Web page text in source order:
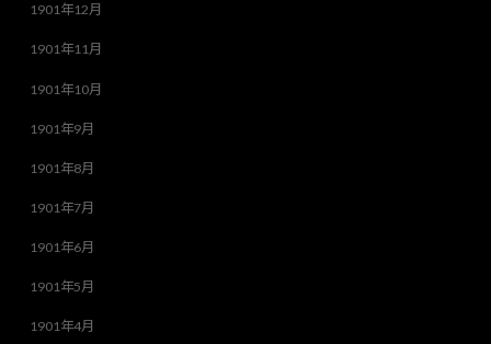
1901年12月
1901年11月
1901年10月
1901年9月
1901年8月
1901年7月
1901年6月
1901年5月
1901年4月